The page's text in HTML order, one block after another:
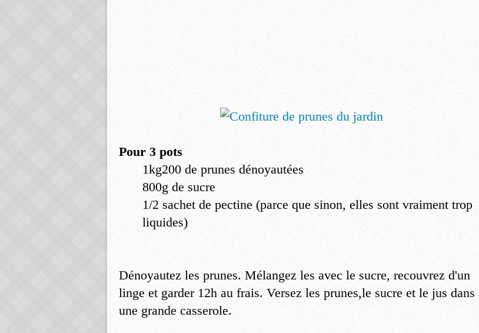
Pour 3 pots
1kg200 de prunes dénoyautées
800g de sucre
1/2 sachet de pectine (parce que sinon, elles sont vraiment trop
liquides)
Dénoyautez les prunes. Mélangez les avec le sucre, recouvrez d'un
linge et garder 12h au frais. Versez les prunes,le sucre et le jus dans
une grande casserole.